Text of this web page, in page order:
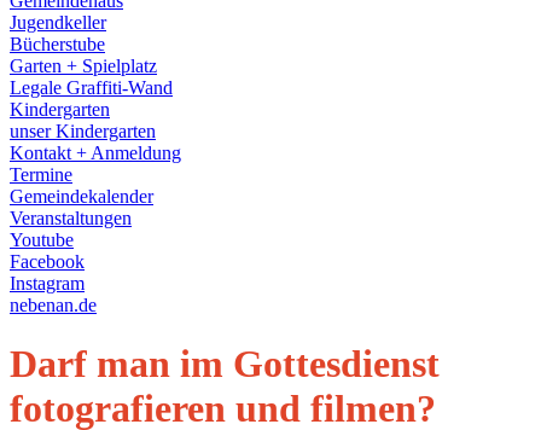
Jugendkeller
Bücherstube
Garten + Spielplatz
Legale Graffiti-Wand
Kindergarten
unser Kindergarten
Kontakt + Anmeldung
Termine
Gemeindekalender
Veranstaltungen
Youtube
Facebook
Instagram
nebenan.de
Darf man im Gottesdienst
fotografieren und filmen?